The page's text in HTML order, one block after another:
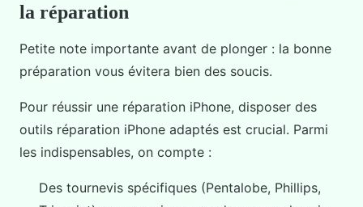
la réparation
Petite note importante avant de plonger : la bonne
préparation vous évitera bien des soucis.
Pour réussir une réparation iPhone, disposer des
outils réparation iPhone adaptés est crucial. Parmi
les indispensables, on compte :
Des tournevis spécifiques (Pentalobe, Phillips,